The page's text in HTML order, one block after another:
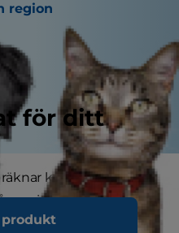
region
för ditt
kalorierna i vår
tittat på
hur är det med